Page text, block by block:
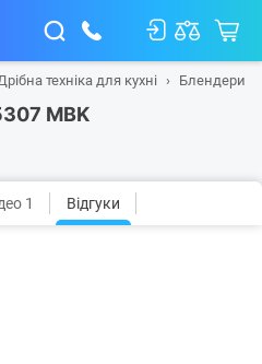
техніка для кухні Блендери
MBK
1 Відгуки